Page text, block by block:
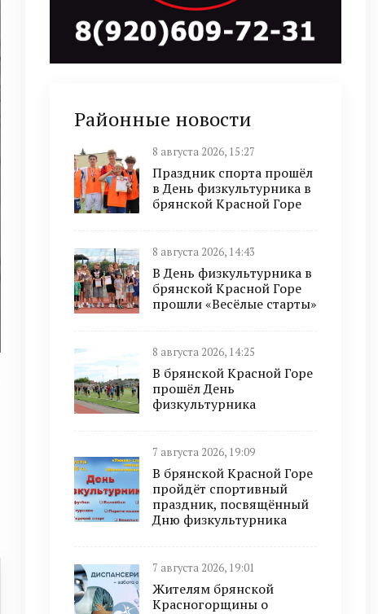
Районные новости
8 августа 2026, 15:27
Праздник спорта прошёл
в День физкультурника в
брянской Красной Горе
8 августа 2026, 14:43
В День физкультурника в
брянской Красной Горе
прошли «Весёлые старты»
8 августа 2026, 14:25
В брянской Красной Горе
прошёл День
физкультурника
7 августа 2026, 19:09
В брянской Красной Горе
пройдёт спортивный
праздник, посвящённый
Дню физкультурника
7 августа 2026, 19:01
Жителям брянской
Красногорщины о